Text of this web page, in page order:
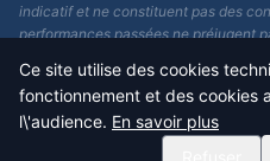
indicatif et ne constituent pas des
performances passées ne préjugent
© 2026 e-economie.com -
Données
Ce site utilise des cookies
fonctionnement et des cookies
l\'audience. En savoir plus